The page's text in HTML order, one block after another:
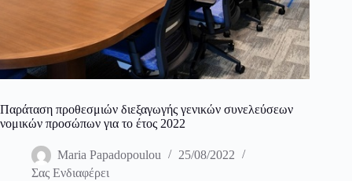
Παράταση προθεσμιών διεξαγωγής γενικών συνελεύσεων
νομικών προσώπων για το έτος 2022
Maria Papadopoulou
25/08/2022
Σας Ενδιαφέρει